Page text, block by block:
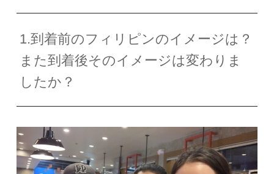
1.到着前のフィリピンのイメージは？
また到着後そのイメージは変わりま
したか？